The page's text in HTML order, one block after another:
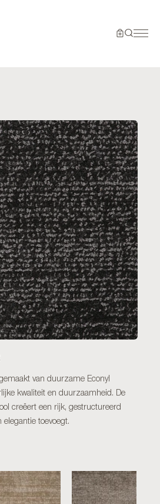
van duurzame Econyl
kwaliteit en duurzaamheid. De
creëert een rijk, gestructureerd
toevoegt.